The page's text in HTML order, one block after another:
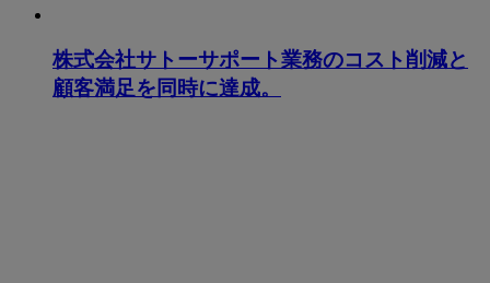
株式会社サトーサポート業務のコスト削減と
顧客満足を同時に達成。